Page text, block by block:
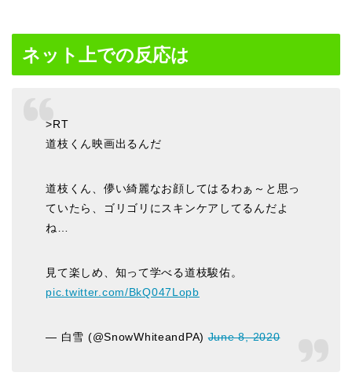
ネット上での反応は
>RT
道枝くん映画出るんだ
道枝くん、儚い綺麗なお顔してはるわぁ～と思っ
ていたら、ゴリゴリにスキンケアしてるんだよ
ね…
見て楽しめ、知って学べる道枝駿佑。
pic.twitter.com/BkQ047Lopb
— 白雪 (@SnowWhiteandPA)June 8, 2020